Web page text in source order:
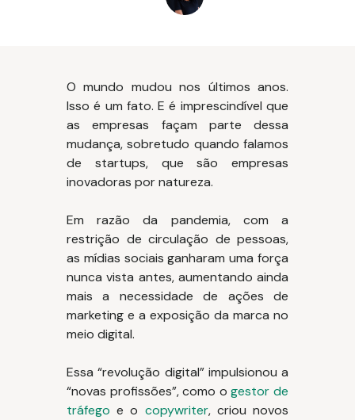
O mundo mudou nos últimos anos.
Isso é um fato. E é imprescindível que
as empresas façam parte dessa
mudança, sobretudo quando falamos
de startups, que são empresas
inovadoras por natureza.
Em razão da pandemia, com a
restrição de circulação de pessoas,
as mídias sociais ganharam uma força
nunca vista antes, aumentando ainda
mais a necessidade de ações de
marketing e a exposição da marca no
meio digital.
Essa “revolução digital” impulsionou a
“novas profissões”, como ogestor de
tráfego e o copywriter, criou novos